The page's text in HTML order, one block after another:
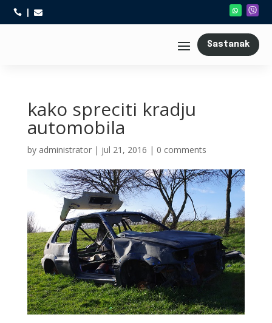
 
Sastanak
kako spreciti kradju
automobila
by administrator| jul 21, 2016 | 0 comments